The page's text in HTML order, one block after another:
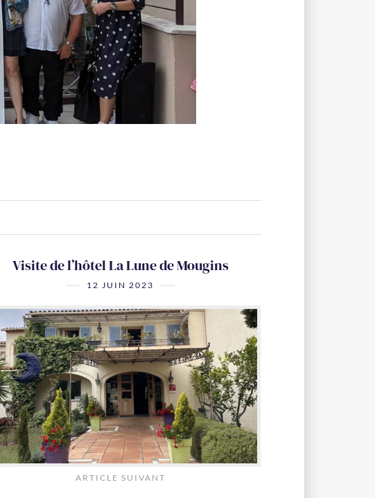
Visite de l’hôtel La Lune de Mougins
12 JUIN 2023
ARTICLE SUIVANT